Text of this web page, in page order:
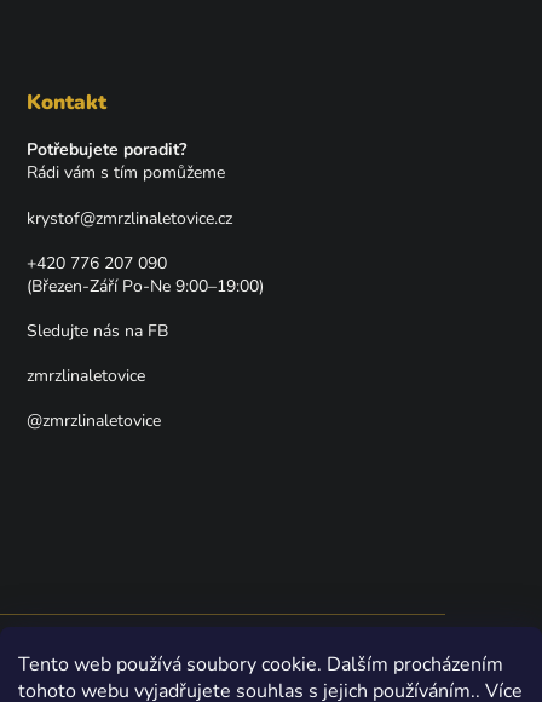
Tento web používá soubory cookie. Dalším procházením
tohoto webu vyjadřujete souhlas s jejich používáním.. Více
Kontakt
Potřebujete poradit?
Rádi vám s tím pomůžeme
krystof@zmrzlinaletovice.cz
+420 776 207 090
(Březen-Září Po-Ne 9:00–19:00)
Sledujte nás na FB
zmrzlinaletovice
@zmrzlinaletovice
zmrzlináři z Letovic